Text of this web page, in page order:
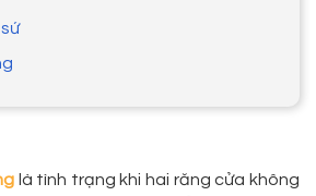
là tình trạng khi hai răng cửa không